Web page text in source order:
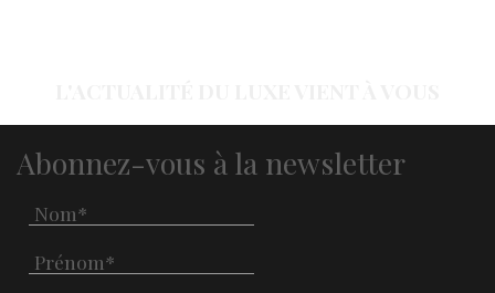
Abonnez-vous à la newsletter